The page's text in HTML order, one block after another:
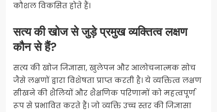
कौशल विकसित होते हैं।
सत्य की खोज से जुड़े प्रमुख व्यक्तित्व लक्षण
कौन से हैं?
सत्य की खोज जिज्ञासा, खुलेपन और आलोचनात्मक सोच
जैसे लक्षणों द्वारा विशेषता प्राप्त करती है। ये व्यक्तित्व लक्षण
सीखने की शैलियों और शैक्षणिक परिणामों को महत्वपूर्ण
रूप से प्रभावित करते हैं। जो व्यक्ति उच्च स्तर की जिज्ञासा